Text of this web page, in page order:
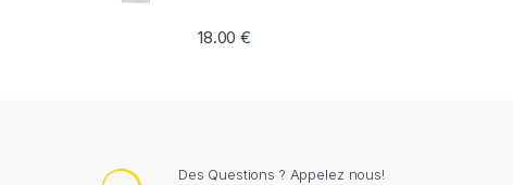
18.00€
Des Questions ? Appelez nous!